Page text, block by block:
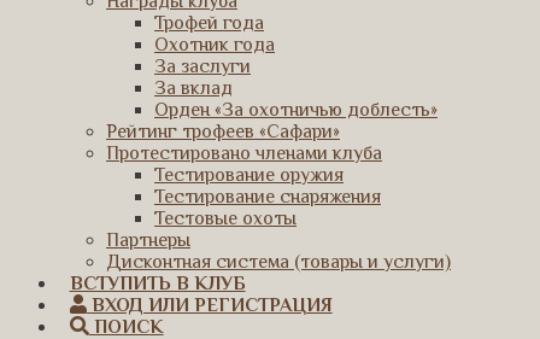
Трофей года
Охотник года
За заслуги
За вклад
Орден «За охотничью доблесть»
Рейтинг трофеев «Сафари»
Протестировано членами клуба
Тестирование оружия
Тестирование снаряжения
Тестовые охоты
Партнеры
Дисконтная система (товары и услуги)
ВСТУПИТЬ В КЛУБ
ВХОД ИЛИ РЕГИСТРАЦИЯ
ПОИСК